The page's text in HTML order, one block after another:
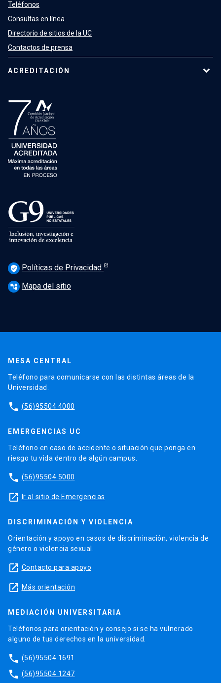
Teléfonos
Consultas en línea
Directorio de sitios de la UC
Contactos de prensa
ACREDITACIÓN
verified_user Políticas de Privacidad
account_tree Mapa del sitio
MESA CENTRAL
Teléfono para comunicarse con las distintas áreas de la
Universidad.
phone (56)95504 4000
EMERGENCIAS UC
Teléfono en caso de accidente o situación que ponga en
riesgo tu vida dentro de algún campus.
phone (56)95504 5000
launch Ir al sitio de Emergencias
DISCRIMINACIÓN Y VIOLENCIA
Orientación y apoyo en casos de discriminación, violencia de
género o violencia sexual.
launch Contacto para apoyo
launch Más orientación
MEDIACIÓN UNIVERSITARIA
Teléfonos para orientación y consejo si se ha vulnerado
alguno de tus derechos en la universidad.
phone (56)95504 1691
phone (56)95504 1247